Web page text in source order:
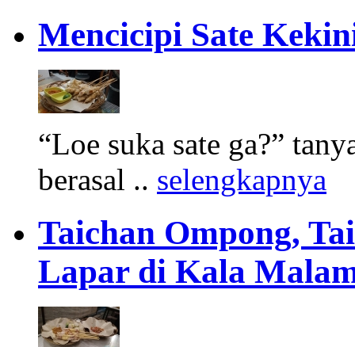
Mencicipi Sate
“Loe suka sate ga?”
berasal .. selengkapnya
Taichan Ompong,
Lapar di Kala